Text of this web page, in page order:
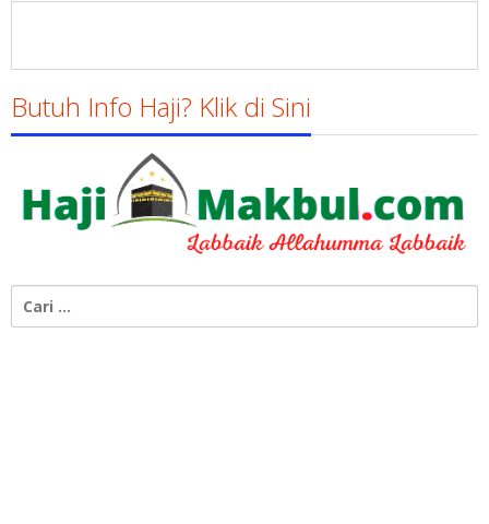
Butuh Info Haji? Klik di Sini
untuk: